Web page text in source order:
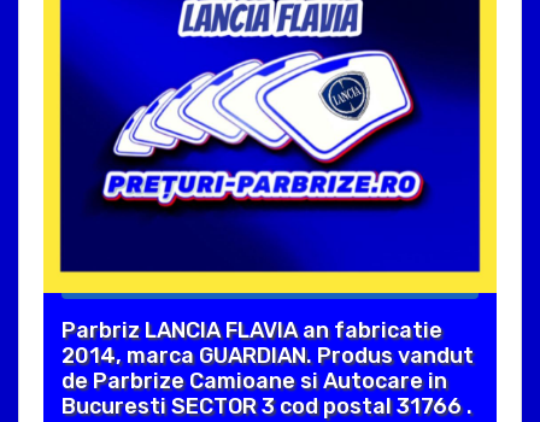
Parbriz LANCIA FLAVIA an fabricatie
2014, marca GUARDIAN. Produs vandut
de Parbrize Camioane si Autocare in
Bucuresti SECTOR 3 cod postal 31766 .